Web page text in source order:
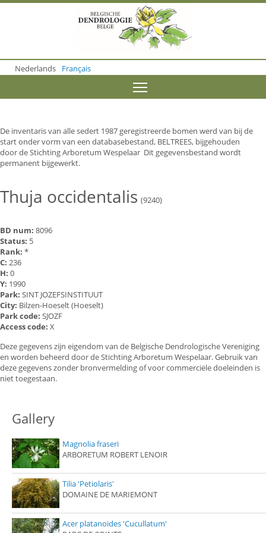
o
m
o
n
t
e
n
Nederlands Français
De inventaris van alle sedert 1987 geregistreerde bomen werd van bij de
start onder vorm van een databasebestand, BELTREES, bijgehouden
door de Stichting Arboretum Wespelaar Dit gegevensbestand wordt
permanent bijgewerkt.
Thuja occidentalis (9240)
BD num: 8096
Status: 5
Rank: *
C: 236
H: 0
Y: 1990
Park: SINT JOZEFSINSTITUUT
City: Bilzen-Hoeselt (Hoeselt)
Park code: SJOZF
Access code: X
Deze gegevens zijn eigendom van de Belgische Dendrologische Vereniging
en worden beheerd door de Stichting Arboretum Wespelaar. Gebruik van
deze gegevens zonder bronvermelding of voor commerciële doeleinden is
niet toegestaan.
Gallery
Magnolia fraseri
ARBORETUM ROBERT LENOIR
Tilia 'Petiolaris'
DOMAINE DE MARIEMONT
Acer platanoides 'Cucullatum'